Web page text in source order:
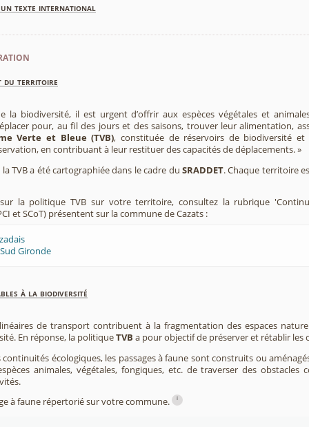
texte international
du territoire
la biodiversité, il est urgent d’offrir aux espèces végétales et
pour, au fil des jours et des saisons, trouver leur alimentation,
Verte et Bleue (TVB), constituée de réservoirs de biodiversité
en contribuant à leur restituer des capacités de déplacements. »
TVB a été cartographiée dans le cadre du SRADDET. Chaque territoire
la politique TVB sur votre territoire, consultez la rubrique
et SCoT) présentent sur la commune de Cazats :
Gironde
à la biodiversité
de transport contribuent à la fragmentation des espaces
En réponse, la politiqueTVB a pour objectif de préserver et rétablir les
écologiques, les passages à faune sont construits ou
animales, végétales, fongiques, etc. de traverser des
à faune répertorié sur votre commune.
i